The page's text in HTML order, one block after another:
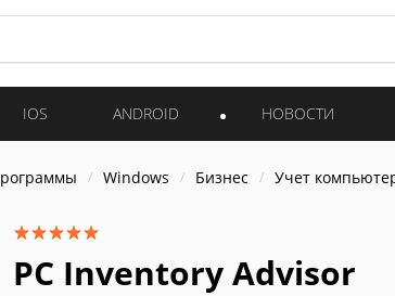
IOS ANDROID НОВОСТИ
Windows Бизнес Учет
PC Inventory Advisor